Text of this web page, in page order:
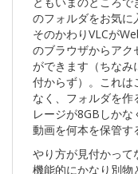
のフォルダをお気に
そのかわりVLCが
のブラウザからアク
ができます（ちなみ
付からず）。これは
なく、フォルダを作
レージが8GBしかな
動画を何本を保管す
やり方が見付かって
機能的にかなり別物